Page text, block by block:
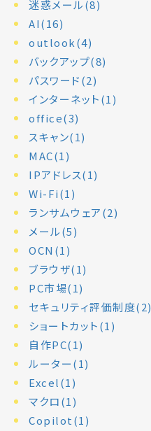
迷惑メール(8)
AI(16)
outlook(4)
バックアップ(8)
パスワード(2)
インターネット(1)
office(3)
スキャン(1)
MAC(1)
IPアドレス(1)
Wi-Fi(1)
ランサムウェア(2)
メール(5)
OCN(1)
ブラウザ(1)
PC市場(1)
セキュリティ評価制度(2)
ショートカット(1)
自作PC(1)
ルーター(1)
Excel(1)
マクロ(1)
Copilot(1)